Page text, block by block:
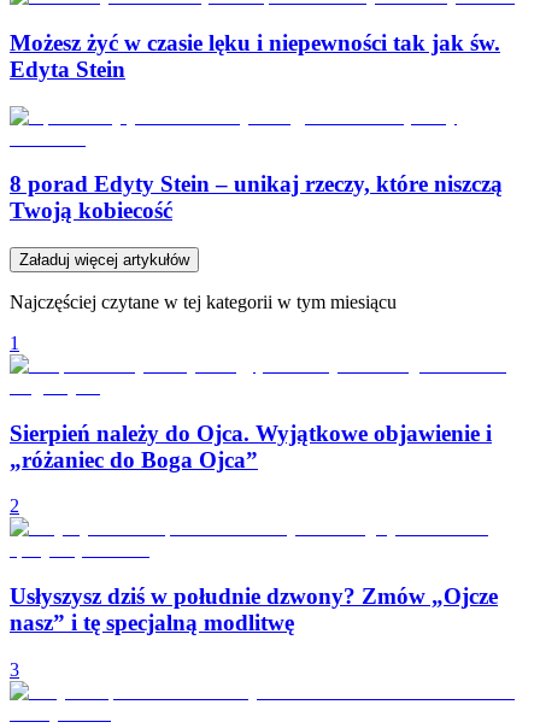
Możesz żyć w czasie lęku i niepewności tak jak św.
Edyta Stein
8 porad Edyty Stein – unikaj rzeczy, które niszczą
Twoją kobiecość
Załaduj więcej artykułów
Najczęściej czytane w tej kategorii w tym miesiącu
1
Sierpień należy do Ojca. Wyjątkowe objawienie i
„różaniec do Boga Ojca”
2
Usłyszysz dziś w południe dzwony? Zmów „Ojcze
nasz” i tę specjalną modlitwę
3